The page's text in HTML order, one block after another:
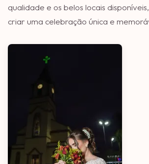
qualidade e os belos locais
criar uma celebração única e